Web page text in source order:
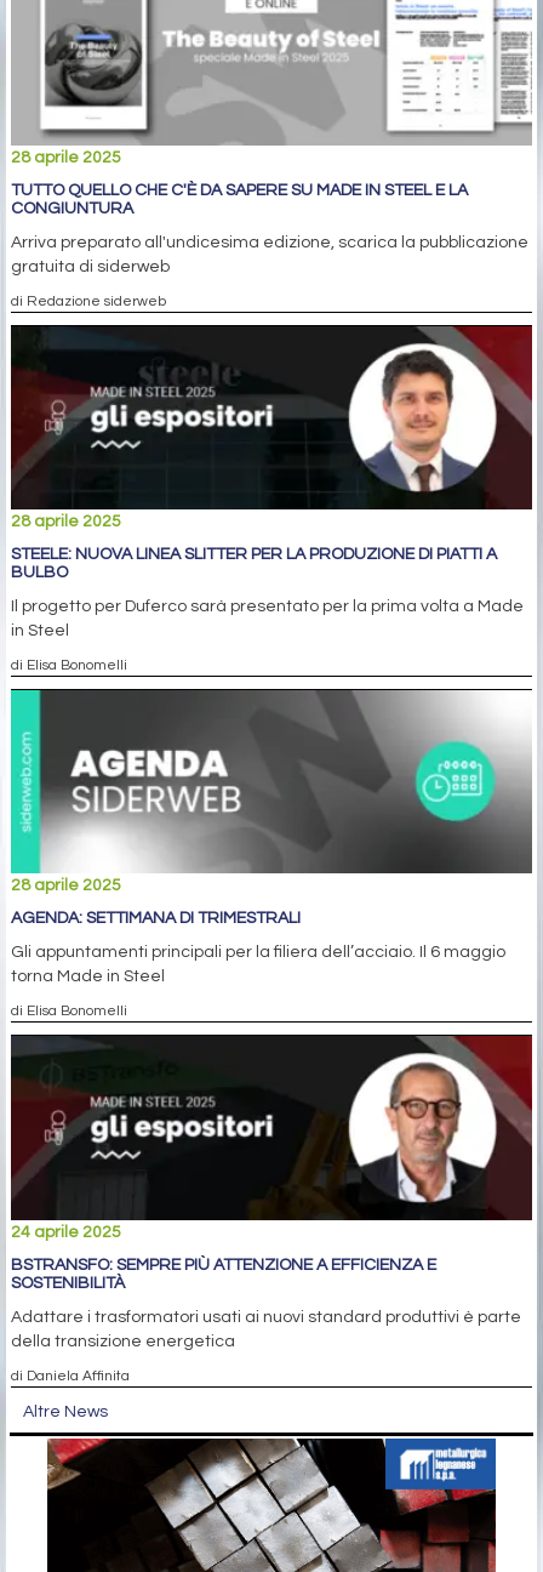
28 aprile 2025
TUTTO QUELLO CHE C'È DA SAPERE SU MADE IN STEEL E LA
CONGIUNTURA
Arriva preparato all'undicesima edizione, scarica la pubblicazione
gratuita di siderweb
di Redazione siderweb
28 aprile 2025
STEELE: NUOVA LINEA SLITTER PER LA PRODUZIONE DI PIATTI A
BULBO
Il progetto per Duferco sarà presentato per la prima volta a Made
in Steel
di Elisa Bonomelli
28 aprile 2025
AGENDA: SETTIMANA DI TRIMESTRALI
Gli appuntamenti principali per la filiera dell’acciaio. Il 6 maggio
torna Made in Steel
di Elisa Bonomelli
24 aprile 2025
BSTRANSFO: SEMPRE PIÙ ATTENZIONE A EFFICIENZA E
SOSTENIBILITÀ
Adattare i trasformatori usati ai nuovi standard produttivi è parte
della transizione energetica
di Daniela Affinita
Altre News